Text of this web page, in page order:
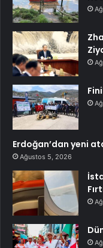
Erdoğan’dan yeni
Ağustos 5, 2026